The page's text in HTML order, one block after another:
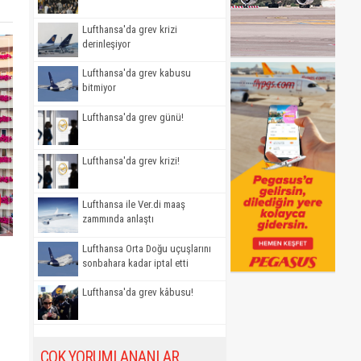
Lufthansa'da grev krizi
derinleşiyor
Lufthansa'da grev kabusu
bitmiyor
Lufthansa'da grev günü!
Lufthansa'da grev krizi!
Lufthansa ile Ver.di maaş
zammında anlaştı
Lufthansa Orta Doğu uçuşlarını
sonbahara kadar iptal etti
Lufthansa'da grev kâbusu!